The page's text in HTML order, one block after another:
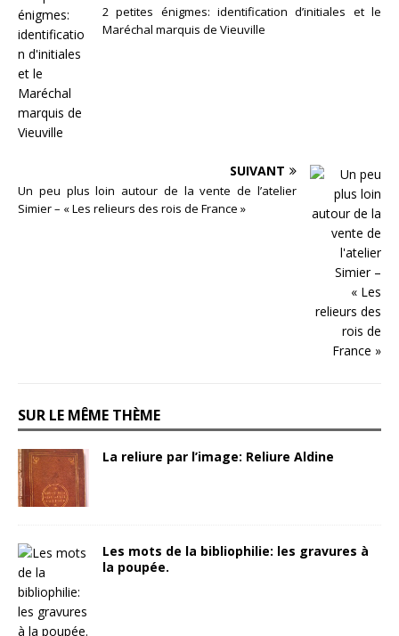
2 petites énigmes: identification d’initiales et le
Maréchal marquis de Vieuville
SUIVANT
Un peu plus loin autour de la vente de l’atelier
Simier – « Les relieurs des rois de France »
SUR LE MÊME THÈME
La reliure par l’image: Reliure Aldine
Les mots de la bibliophilie: les gravures à
la poupée.